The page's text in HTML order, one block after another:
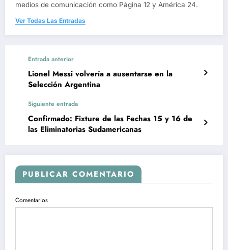
medios de comunicación como Página 12 y América 24.
Ver Todas Las Entradas
Entrada anterior
Lionel Messi volvería a ausentarse en la
Selección Argentina
Siguiente entrada
Confirmado: Fixture de las Fechas 15 y 16 de
las Eliminatorias Sudamericanas
PUBLICAR COMENTARIO
Comentarios